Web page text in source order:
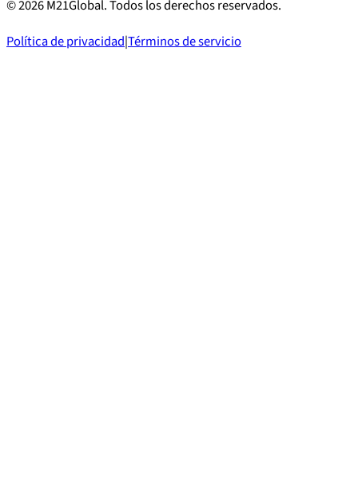
©2026M21Global.Todos los derechos reservados.
Política de privacidad|Términos de servicio